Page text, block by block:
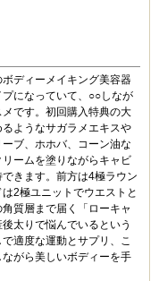
5分の使用で良いので、
ました。お風呂で温まっ
さすがに真冬は寒いので
所の棚に放置です。
まったので、また春が来
頑張ってみようと思って
る方もいるようですが、
方の問題ですかね？
ディーメイキング美容器
になっていて、○○しなが
です。初回購入特典の大
ようなサガラメエキスや
ブ、ホホバ、コーン油な
ームを塗りながらキャビ
きます。 前方は4極ラウン
2極ユニットでウエストと
質層まで届く
「ローキャ
太りで悩んでいるという
適度な運動とサプリ、こ
がら美しいボディーを手